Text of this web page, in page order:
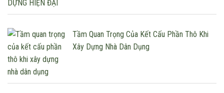
Tầm Quan Trọng Của Kết Cấu Phần Thô Khi
Xây Dựng Nhà Dân Dụng